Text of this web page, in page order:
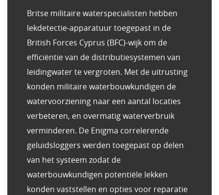
Britse militaire waterspecialisten hebben
lekdetectie-apparatuur toegepast in de
British Forces Cyprus (BFC)-wijk om de
efficiëntie van de distributiesystemen van
leidingwater te vergroten. Met de uitrusting
konden militaire waterbouwkundigen de
watervoorziening naar een aantal locaties
verbeteren, en overmatig waterverbruik
verminderen. De Enigma correlerende
geluidsloggers werden toegepast op delen
van het systeem zodat de
waterbouwkundigen potentiële lekken
konden vaststellen en opties voor reparatie